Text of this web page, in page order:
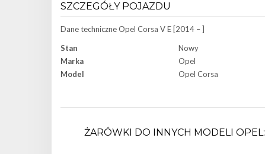
SZCZEGÓŁY POJAZDU
Dane techniczneOpel Corsa V E [2014 – ]
Stan
Nowy
Marka
Opel
Model
Opel Corsa
ŻARÓWKI DO INNYCH MODELI OPEL: